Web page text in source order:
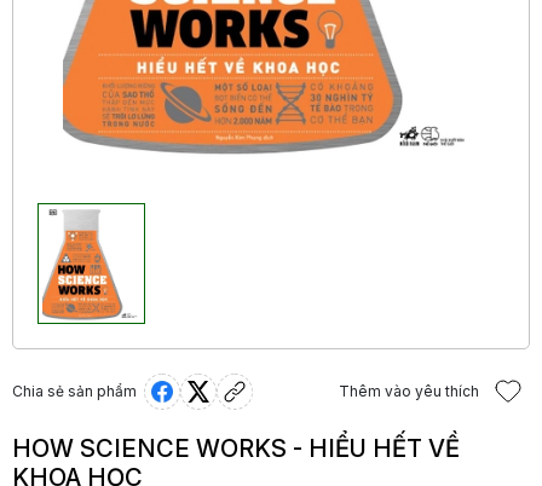
Chia sẻ sản phẩm Thêm vào yêu thích
HOW SCIENCE WORKS - HIỂU HẾT VỀ
KHOA HỌC